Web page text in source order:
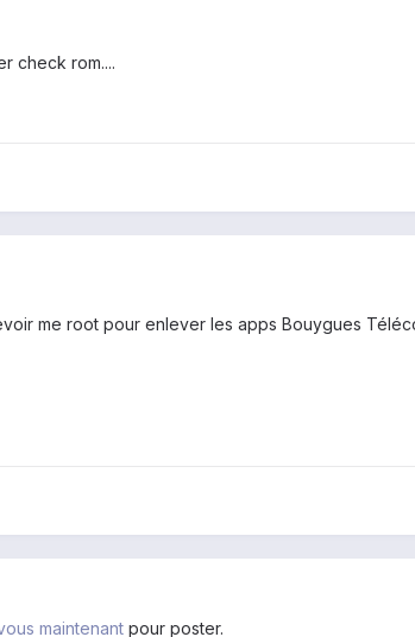
check rom....
me root pour enlever les apps Bouygues
maintenant pour poster.